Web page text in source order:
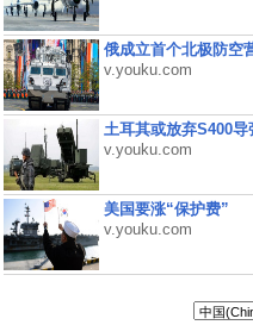
俄成立首个北极防空
v.youku.com
土耳其或放弃S400导
v.youku.com
美国要涨“保护费”
v.youku.com